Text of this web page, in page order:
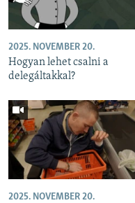
2025. NOVEMBER 20.
Hogyan lehet csalni a
delegáltakkal?
2025. NOVEMBER 20.